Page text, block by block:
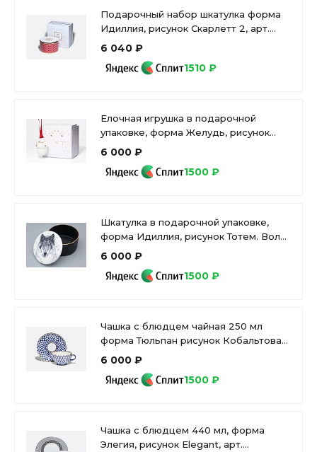
Подарочный набор шкатулка форма
Идиллия, рисунок Скарлетт 2, арт.
81.28258.00.1
6 040 ₽
1510 ₽
Елочная игрушка в подарочной
упаковке, форма Желудь, рисунок
Позолоченный, арт. 81.33932.00.1
6 000 ₽
1500 ₽
Шкатулка в подарочной упаковке,
форма Идиллия, рисунок Тотем. Волк
арт. 81.31593.00.1
6 000 ₽
1500 ₽
Чашка с блюдцем чайная 250 мл
форма Тюльпан рисунок Кобальтовая
сетка арт. 81.10105.00.1
6 000 ₽
1500 ₽
Чашка с блюдцем 440 мл, форма
Элегия, рисунок Elegant, арт.